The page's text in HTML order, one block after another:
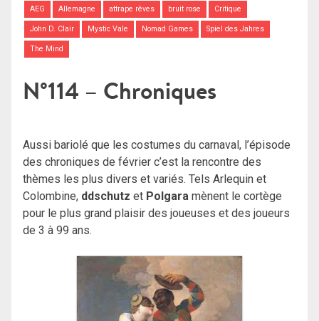
AEG Allemagne attrape rêves bruit rose Critique
John D. Clair Mystic Vale Nomad Games Spiel des Jahres
The Mind
N°114 – Chroniques
Aussi bariolé que les costumes du carnaval, l’épisode
des chroniques de février c’est la rencontre des
thèmes les plus divers et variés. Tels Arlequin et
Colombine, ddschutz et Polgara mènent le cortège
pour le plus grand plaisir des joueuses et des joueurs
de 3 à 99 ans.